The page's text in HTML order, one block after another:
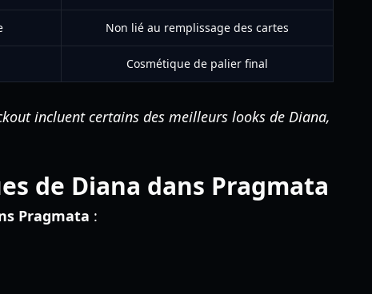
Non lié au remplissage des cartes
Cosmétique de palier final
incluent certains des meilleurs looks de Diana,
de Diana dans Pragmata
Pragmata :